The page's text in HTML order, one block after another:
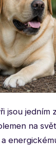
jsou jedním z
na